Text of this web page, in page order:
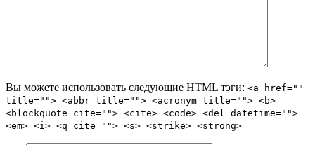
Вы можете использовать следующие HTML тэги: <a href=""
title=""> <abbr title=""> <acronym title=""> <b>
<blockquote cite=""> <cite> <code> <del datetime="">
<em> <i> <q cite=""> <s> <strike> <strong>